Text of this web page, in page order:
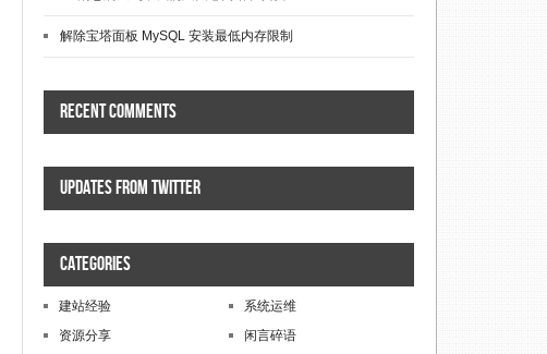
解除宝塔面板 MySQL 安装最低内存限制
Recent comments
Updates from twitter
Categories
建站经验
系统运维
资源分享
闲言碎语